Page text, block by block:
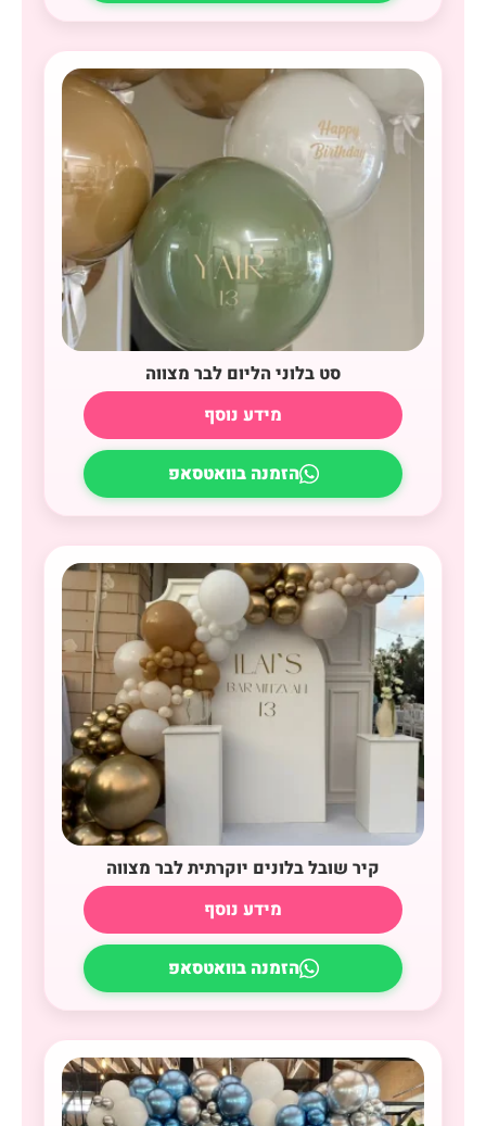
סט בלוני הליום לבר מצווה
מידע נוסף
הזמנה בוואטסאפ
קיר שובל בלונים יוקרתית לבר מצווה
מידע נוסף
הזמנה בוואטסאפ